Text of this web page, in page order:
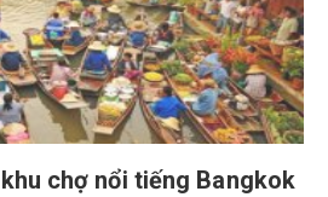
chợ nổi tiếng Bangkok